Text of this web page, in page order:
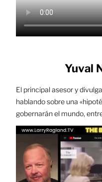
Yuval
El principal asesor y
hablando sobre una
gobernarán el mundo,